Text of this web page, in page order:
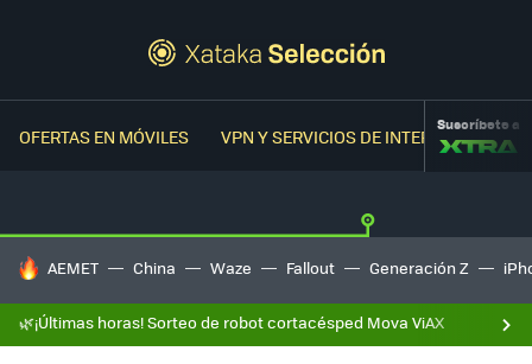
OFERTAS EN MÓVILES VPN Y SERVICIOS DE INTERNETSuscríbete a
HOY SE HABLA DE
AEMET China Waze Fallout Generación Z
🌿¡Últimas horas! Sorteo de robot cortacésped Mova ViAX